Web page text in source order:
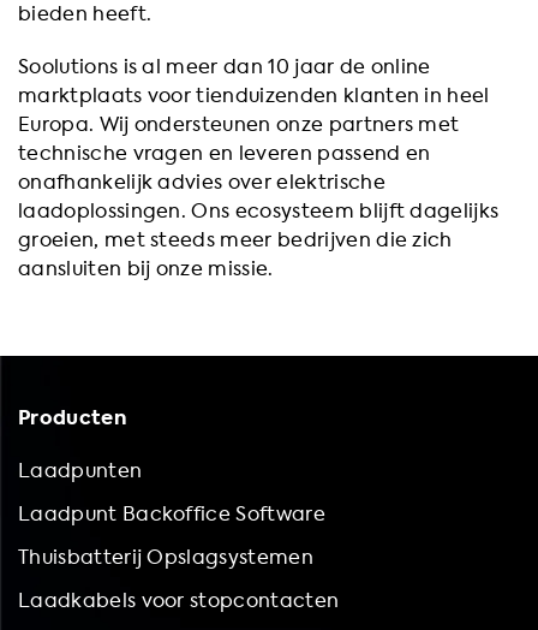
bieden heeft.
Soolutions is al meer dan 10 jaar de online
marktplaats voor tienduizenden klanten in heel
Europa. Wij ondersteunen onze partners met
technische vragen en leveren passend en
onafhankelijk advies over elektrische
laadoplossingen. Ons ecosysteem blijft dagelijks
groeien, met steeds meer bedrijven die zich
aansluiten bij onze missie.
Producten
Laadpunten
Laadpunt Backoffice Software
Thuisbatterij Opslagsystemen
Laadkabels voor stopcontacten